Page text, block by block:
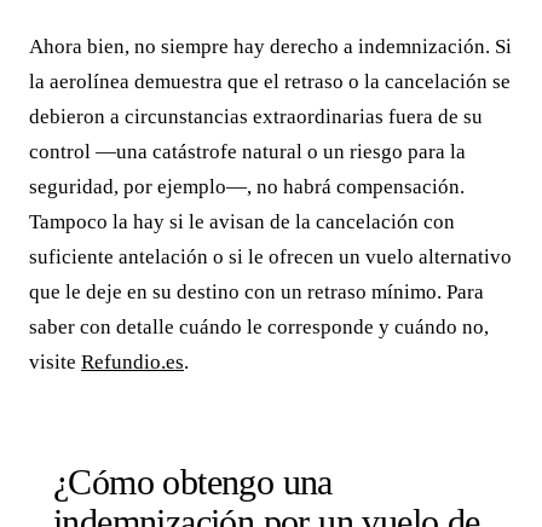
Ahora bien, no siempre hay derecho a indemnización. Si
la aerolínea demuestra que el retraso o la cancelación se
debieron a circunstancias extraordinarias fuera de su
control —una catástrofe natural o un riesgo para la
seguridad, por ejemplo—, no habrá compensación.
Tampoco la hay si le avisan de la cancelación con
suficiente antelación o si le ofrecen un vuelo alternativo
que le deje en su destino con un retraso mínimo. Para
saber con detalle cuándo le corresponde y cuándo no,
visite Refundio.es.
¿Cómo obtengo una